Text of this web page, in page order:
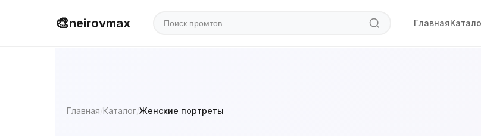
🎨neirovmax Главная
Главная/Каталог/Женские портреты